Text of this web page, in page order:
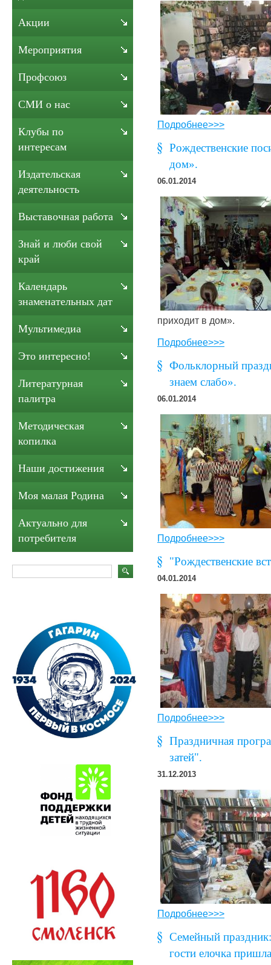
Подробнее>>>
Рождественские
дом».
06.01.2014
приходит в дом».
Подробнее>>>
Фольклорный
знаем слабо».
06.01.2014
Подробнее>>>
"Рождественские
04.01.2014
Подробнее>>>
Праздничная
затей".
31.12.2013
Подробнее>>>
Семейный
гости елочка
Акции
Мероприятия
Профсоюз
СМИ о нас
Клубы по
интересам
Издательская
деятельность
Выставочная работа
Знай и люби свой
край
Календарь
знаменательных дат
Мультимедиа
Это интересно!
Литературная
палитра
Методическая
копилка
Наши достижения
Моя малая Родина
Актуально для
потребителя